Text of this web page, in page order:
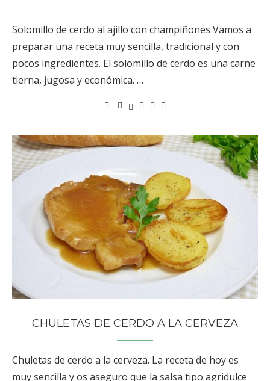
Solomillo de cerdo al ajillo con champiñones Vamos a
preparar una receta muy sencilla, tradicional y con
pocos ingredientes. El solomillo de cerdo es una carne
tierna, jugosa y económica. …
CHULETAS DE CERDO A LA CERVEZA
Chuletas de cerdo a la cerveza. La receta de hoy es
muy sencilla y os aseguro que la salsa tipo agridulce